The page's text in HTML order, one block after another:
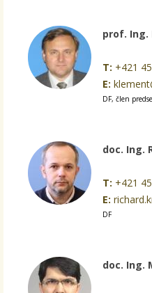
prof. Ing.
T: +421
E:
DF, člen
doc. Ing.
T: +421
E:
DF
doc. Ing.